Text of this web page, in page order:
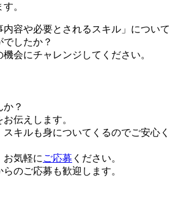
。
容や必要とされるスキル」について
したか？
会にチャレンジしてください。
？
伝えします。
キルも身についてくるのでご安心く
お気軽に ご応募 ください。
のご応募も歓迎します。